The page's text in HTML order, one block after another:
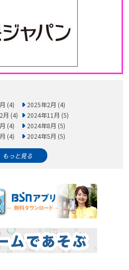
(4)
2025年2月 (4)
月 (4)
2024年11月 (5)
(4)
2024年8月 (5)
(4) 2024年5月 (5)
もっと見る